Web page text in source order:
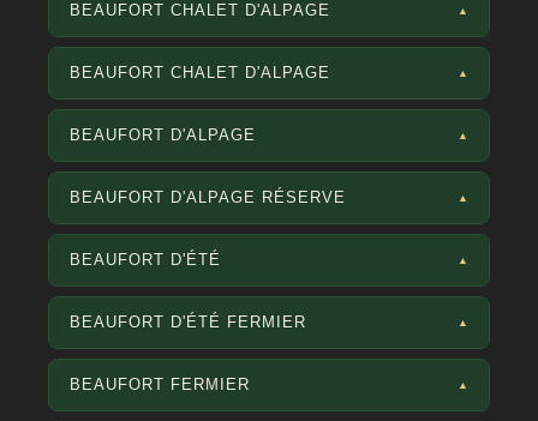
BEAUFORT CHALET D'ALPAGE ▲
BEAUFORT CHALET D'ALPAGE ▲
BEAUFORT D'ALPAGE ▲
BEAUFORT D'ALPAGE RÉSERVE ▲
BEAUFORT D'ÉTÉ ▲
BEAUFORT D'ÉTÉ FERMIER ▲
BEAUFORT FERMIER ▲